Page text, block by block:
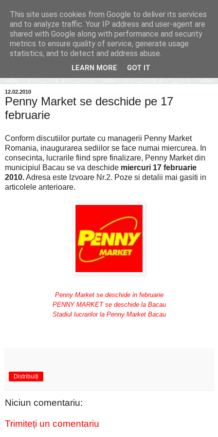
Inima Bacăului
Din inima Bacăului...spre inima ta...
12.02.2010
Penny Market se deschide pe 17
februarie
Conform discutiilor purtate cu managerii Penny Market
Romania, inaugurarea sediilor se face numai miercurea. In
consecinta, lucrarile fiind spre finalizare, Penny Market din
municipiul Bacau se va deschide miercuri 17 februarie
2010.Adresa este Izvoare Nr.2. Poze si detalii mai gasiti in
articolele anterioare.
Penny Market se deschide in februarie
PENNY MARKET se deschide la Bacau
Stadiul lucrarilor la Penny Market Bacau
Distribuiți
Niciun comentariu:
Trimiteți un comentariu
This site uses cookies from Google to deliver its services
and to analyze traffic. Your IP address and user-agent are
shared with Google along with performance and security
metrics to ensure quality of service, generate usage
statistics, and to detect and address abuse.
LEARN MORE GOT IT